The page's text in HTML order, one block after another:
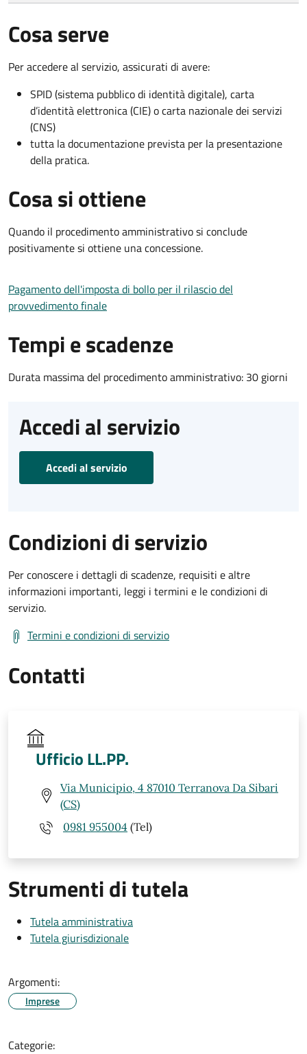
Cosa serve
Per accedere al servizio, assicurati di avere:
SPID (sistema pubblico di identità digitale), carta
d’identità elettronica (CIE) o carta nazionale dei servizi
(CNS)
tutta la documentazione prevista per la presentazione
della pratica.
Cosa si ottiene
Quando il procedimento amministrativo si conclude
positivamente si ottiene una concessione.
Pagamento dell'imposta di bollo per il rilascio del
provvedimento finale
Tempi e scadenze
Durata massima del procedimento amministrativo: 30 giorni
Accedi al servizio
Accedi al servizio
Condizioni di servizio
Per conoscere i dettagli di scadenze, requisiti e altre
informazioni importanti, leggi i termini e le condizioni di
servizio.
Termini e condizioni di servizio
Contatti
Ufficio LL.PP.
Via Municipio, 4 87010 Terranova Da Sibari
(CS)
0981 955004 (Tel)
Strumenti di tutela
Tutela amministrativa
Tutela giurisdizionale
Argomenti:
Imprese
Categorie: